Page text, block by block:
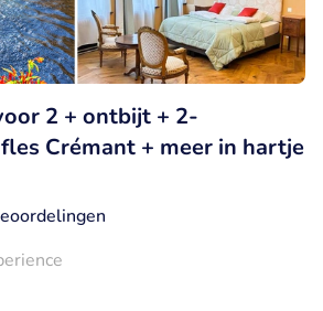
2 + ontbijt + 2-
Crémant + meer in hartje